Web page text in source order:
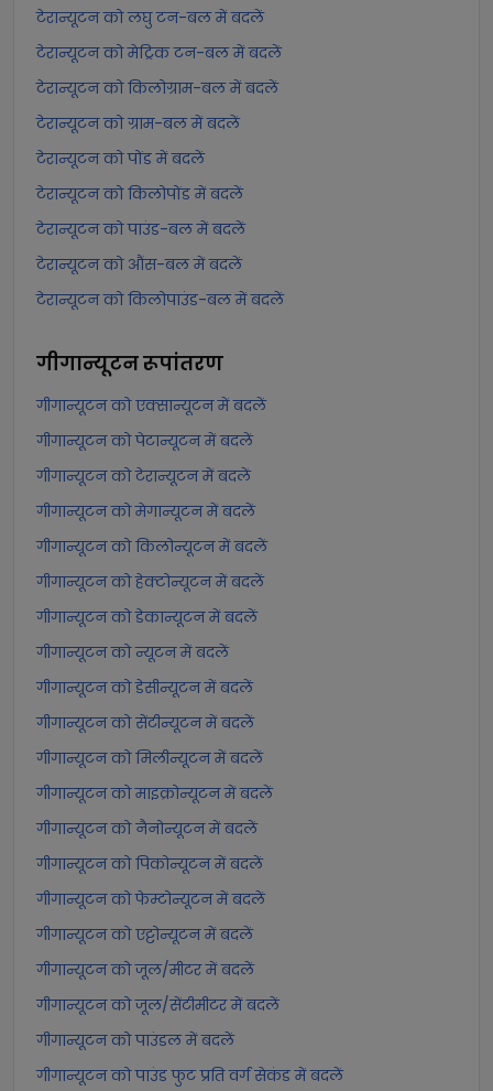
टेरान्यूटन को लघु टन-बल में बदलें
टेरान्यूटन को मेट्रिक टन-बल में बदलें
टेरान्यूटन को किलोग्राम-बल में बदलें
टेरान्यूटन को ग्राम-बल में बदलें
टेरान्यूटन को पोंड में बदलें
टेरान्यूटन को किलोपोंड में बदलें
टेरान्यूटन को पाउंड-बल में बदलें
टेरान्यूटन को औंस-बल में बदलें
टेरान्यूटन को किलोपाउंड-बल में बदलें
गीगान्यूटनरूपांतरण
गीगान्यूटन को एक्सान्यूटन में बदलें
गीगान्यूटन को पेटान्यूटन में बदलें
गीगान्यूटन को टेरान्यूटन में बदलें
गीगान्यूटन को मेगान्यूटन में बदलें
गीगान्यूटन को किलोन्यूटन में बदलें
गीगान्यूटन को हेक्टोन्यूटन में बदलें
गीगान्यूटन को डेकान्यूटन में बदलें
गीगान्यूटन को न्यूटन में बदलें
गीगान्यूटन को डेसीन्यूटन में बदलें
गीगान्यूटन को सेंटीन्यूटन में बदलें
गीगान्यूटन को मिलीन्यूटन में बदलें
गीगान्यूटन को माइक्रोन्यूटन में बदलें
गीगान्यूटन को नैनोन्यूटन में बदलें
गीगान्यूटन को पिकोन्यूटन में बदलें
गीगान्यूटन को फेम्टोन्यूटन में बदलें
गीगान्यूटन को एट्टोन्यूटन में बदलें
गीगान्यूटन को जूल/मीटर में बदलें
गीगान्यूटन को जूल/सेंटीमीटर में बदलें
गीगान्यूटन को पाउंडल में बदलें
गीगान्यूटन को पाउंड फुट प्रति वर्ग सेकंड में बदलें